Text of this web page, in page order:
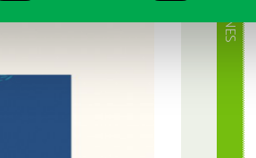
DNES